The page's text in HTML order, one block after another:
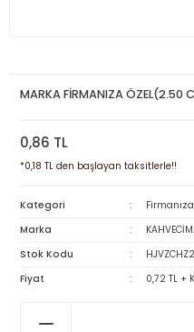
MARKA FİRMANIZA ÖZEL(2.50
0,86 TL
*0,18 TL den başlayan taksitlerle!!
Kategori
Marka
Stok Kodu
Fiyat
0,72 TL +